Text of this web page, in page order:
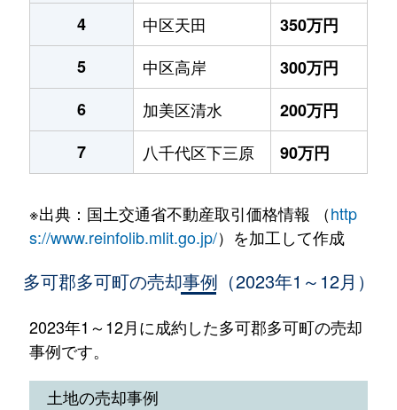
4
中区天田
350万円
5
中区高岸
300万円
6
加美区清水
200万円
7
八千代区下三原 90万円
※出典：国土交通省不動産取引価格情報 （http
s://www.reinfolib.mlit.go.jp/）を加工して作成
多可郡多可町の売却事例（2023年1～12月）
2023年1～12月に成約した多可郡多可町の売却
事例です。
土地の売却事例